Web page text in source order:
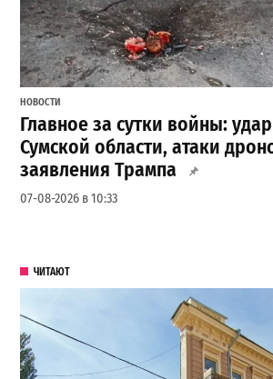
НОВОСТИ
Главное за сутки войны:
Сумской области, атаки
заявления Трампа
07-08-2026 в 10:33
ЧИТАЮТ